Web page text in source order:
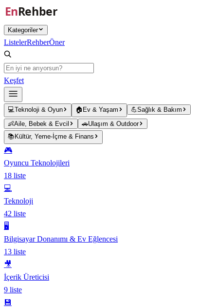
Ana içeriğe atla
Kategoriler
ListelerRehberÖner
Keşfet
💻Teknoloji & Oyun 🏠 Ev & Yaşam 💪Sağlık & Bakım
👶Aile, Bebek & Evcil 🚗Ulaşım & Outdoor
📚 Kültür, Yeme-İçme & Finans
🎮
Oyuncu Teknolojileri
18 liste
💻
Teknoloji
42 liste
🖥️
Bilgisayar Donanımı & Ev Eğlencesi
13 liste
🎥
İçerik Üreticisi
9 liste
💾